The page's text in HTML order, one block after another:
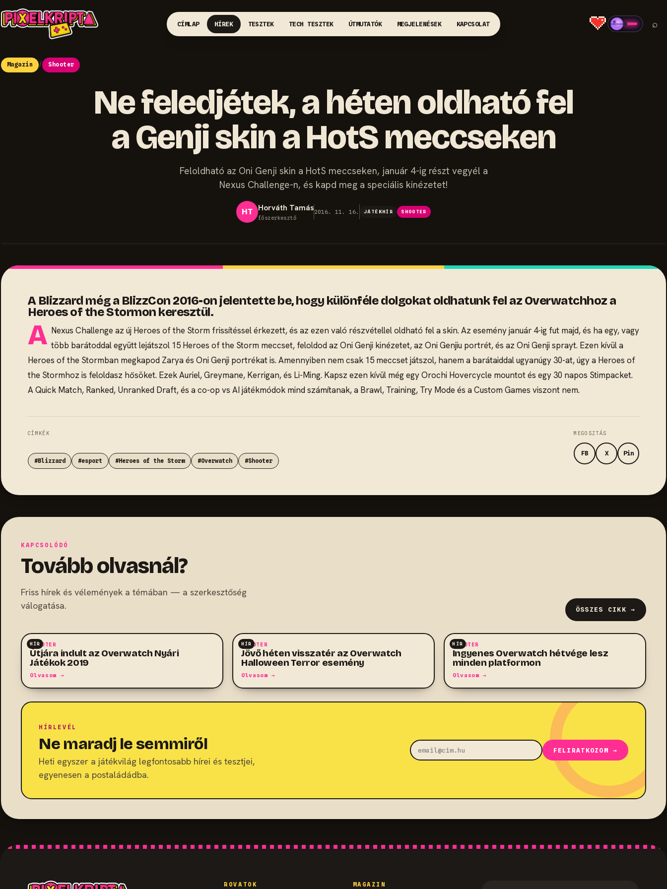
CÍMLAP HÍREK TESZTEK TECH TESZTEK ÚTMUTATÓK MEGJELENÉSEK KAPCSOLAT ⌕
Magazin / Shooter
Ne feledjétek, a héten oldható fel
a Genji skin a HotS meccseken
Feloldható az Oni Genji skin a HotS meccseken, január 4-ig részt vegyél a
Nexus Challenge-n, és kapd meg a speciális kinézetet!
HT Horváth Tamás
főszerkesztő
2016. 11. 16. JÁTÉKHÍR SHOOTER
A Blizzard még a BlizzCon 2016-on jelentette be, hogy különféle dolgokat oldhatunk fel az Overwatchhoz a
Heroes of the Stormon keresztül.
A Nexus Challenge az új Heroes of the Storm frissítéssel érkezett, és az ezen való részvétellel oldható fel a skin. Az esemény január 4-ig fut majd, és ha egy, vagy
több barátoddal együtt lejátszol 15 Heroes of the Storm meccset, feloldod az Oni Genji kinézetet, az Oni Genjiu portrét, és az Oni Genji sprayt. Ezen kívül a
Heroes of the Stormban megkapod Zarya és Oni Genji portrékat is. Amennyiben nem csak 15 meccset játszol, hanem a barátaiddal ugyanúgy 30-at, úgy a Heroes of
the Stormhoz is feloldasz hősöket. Ezek Auriel, Greymane, Kerrigan, és Li-Ming. Kapsz ezen kívül még egy Orochi Hovercycle mountot és egy 30 napos Stimpacket.
A Quick Match, Ranked, Unranked Draft, és a co-op vs AI játékmódok mind számítanak, a Brawl, Training, Try Mode és a Custom Games viszont nem.
CÍMKÉK
#Blizzard #esport #Heroes of the Storm #Overwatch #Shooter
MEGOSZTÁS
FB X Pin
KAPCSOLÓDÓ
Tovább olvasnál?
Friss hírek és vélemények a témában — a szerkesztőség
válogatása.
ÖSSZES CIKK →
HÍR
SHOOTER
Útjára indult az Overwatch Nyári
Játékok 2019
Olvasom →
HÍR
SHOOTER
Jövő héten visszatér az Overwatch
Halloween Terror esemény
Olvasom →
HÍR
SHOOTER
Ingyenes Overwatch hétvége lesz
minden platformon
Olvasom →
HÍRLEVÉL
Ne maradj le semmiről
Heti egyszer a játékvilág legfontosabb hírei és tesztjei,
egyenesen a postaládádba.
FELIRATKOZOM →
ROVATOK MAGAZIN